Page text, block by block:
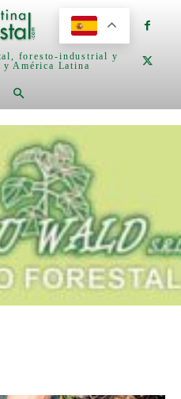
foresto-industrial y
y América Latina